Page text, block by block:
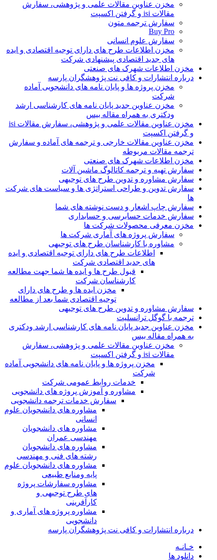
مخزن عناوین مقالات علمی و پژوهشی، سفارش
مقالات isi و گرفتن اکسپت
سفارش ترجمه متون
Buy Pro
سفارش علوم انسانی
مخزن اطلاعات طرح های دارای توجیه اقتصادی و ایده
های جدید اقتصادی پیشنهادی شرکت
مخزن اطلاعات شهرک های صنعتی
درباره انتشارات و کافی نت پژوهشگران پارسه
مخزن پروژه ها و پایان نامه های دانشجویی آماده
شرکت
مخزن عناوین جدید پایان نامه های کارشناسی ارشد
ودکتری به همراه مقاله بیس
مخزن عناوین مقالات علمی و پژوهشی، سفارش مقالات isi
و گرفتن اکسپت
مخزن عناوین مقالات خارجی و ترجمه های آماده و سفارش
ترجمه مقالات مربوطه
مخزن اطلاعات شهرک های صنعتی
سفارش تهیه و ترجمه کاتالوگ ماشین آلات
سفارش مشاوره و تدوین طرح های توجیهی
سفارش تدوین و طراحی استراتژی ها و سیاست های شرکت
ها
سفارش چاپ اشعار و دست نوشته های شما
سفارش خدمات حسابرسی و حسابداری
مخزن معرفی محصولات شرکت ها
سفارش پروژه های آماری شرکت ها
مشاوره با کارشناسان طرح های توجیهی
اطلاعات طرح های دارای توجیه اقتصادی و ایده
های جدید اقتصادی شرکت
قبول طرح ها و ایده ها شما جهت مطالعه
کارشناسان شرکت
مخزن ایده ها و طرح های دارای
توجیه اقتصادی شما بعد از مطالعه
سفارش مشاوره و تدوین طرح های توجیهی
ترجمه با گوگل ترانسلیت
مخزن عناوین جدید پایان نامه های کارشناسی ارشد ودکتری
به همراه مقاله بیس
مخزن عناوین مقالات علمی و پژوهشی، سفارش
مقالات isi و گرفتن اکسپت
مخزن پروژه ها و پایان نامه های دانشجویی آماده
شرکت
خدمات روابط عمومی شرکت
مشاوره و آموزش پروژه های دانشجویی
سفارش خدمات ترجمه دانشجویی
مشاوره های دانشجویان علوم
انسانی
مشاوره های دانشجویان
مهندسی عمران
مشاوره های دانشجویان
رشته های فنی و مهندسی
مشاوره های دانشجویان علوم
پایه ومنابع طبیعی
مشاوره سفارشات پروژه
های طرح توجیهی و
کارآفرینی
مشاوره پروژه های آماری و
دانشجویی
درباره انتشارات و کافی نت پژوهشگران پارسه
خـانـه
دانلود ها